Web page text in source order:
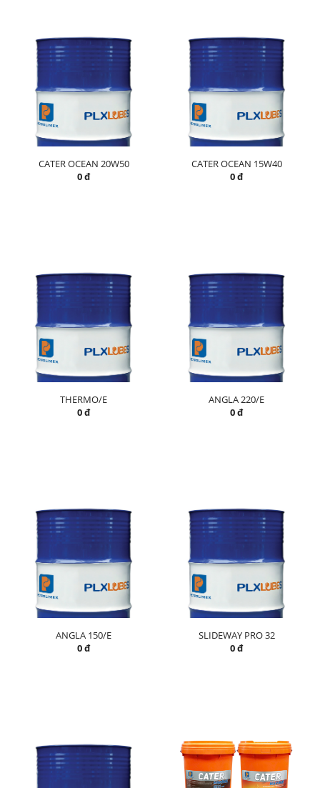
CATER OCEAN 20W50
0 đ
CATER OCEAN 15W40
0 đ
THERMO/E
0 đ
ANGLA 220/E
0 đ
ANGLA 150/E
0 đ
SLIDEWAY PRO 32
0 đ